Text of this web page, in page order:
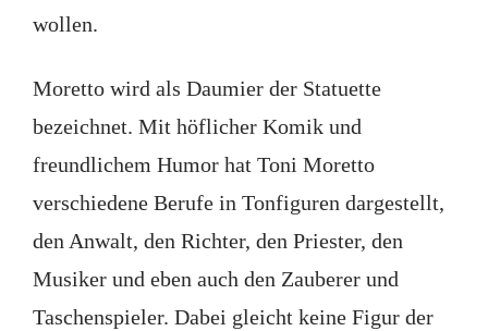
wollen.
Moretto wird als Daumier der Statuette
bezeichnet. Mit höflicher Komik und
freundlichem Humor hat Toni Moretto
verschiedene Berufe in Tonfiguren dargestellt,
den Anwalt, den Richter, den Priester, den
Musiker und eben auch den Zauberer und
Taschenspieler. Dabei gleicht keine Figur der